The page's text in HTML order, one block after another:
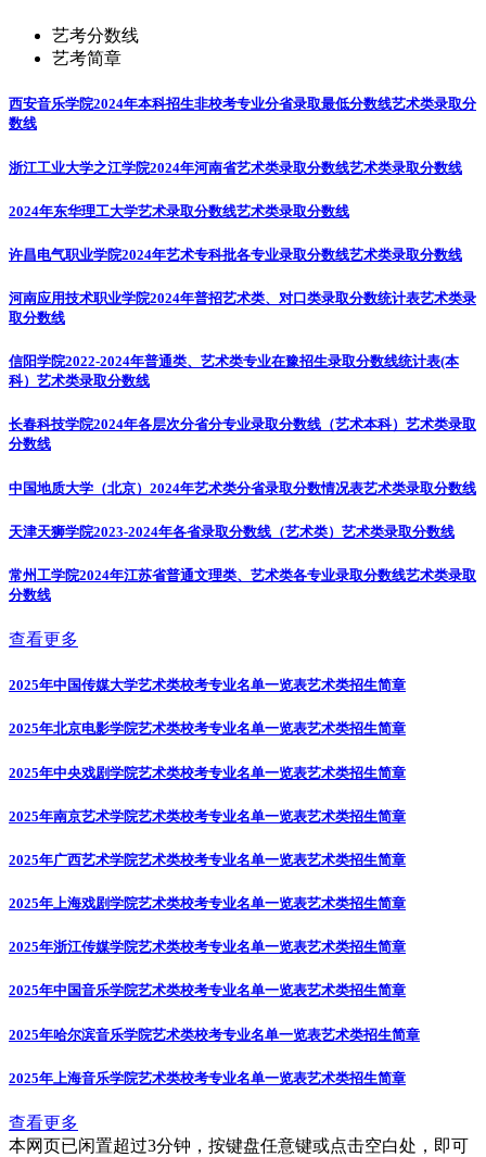
艺考分数线
艺考简章
西安音乐学院2024年本科招生非校考专业分省录取最低分数线艺术类录取分
数线
浙江工业大学之江学院2024年河南省艺术类录取分数线艺术类录取分数线
2024年东华理工大学艺术录取分数线艺术类录取分数线
许昌电气职业学院2024年艺术专科批各专业录取分数线艺术类录取分数线
河南应用技术职业学院2024年普招艺术类、对口类录取分数统计表艺术类录
取分数线
信阳学院2022-2024年普通类、艺术类专业在豫招生录取分数线统计表(本
科） 艺术类录取分数线
长春科技学院2024年各层次分省分专业录取分数线（艺术本科） 艺术类录取
分数线
中国地质大学（北京）2024年艺术类分省录取分数情况表艺术类录取分数线
天津天狮学院2023-2024年各省录取分数线（艺术类） 艺术类录取分数线
常州工学院2024年江苏省普通文理类、艺术类各专业录取分数线艺术类录取
分数线
查看更多
2025年中国传媒大学艺术类校考专业名单一览表艺术类招生简章
2025年北京电影学院艺术类校考专业名单一览表艺术类招生简章
2025年中央戏剧学院艺术类校考专业名单一览表艺术类招生简章
2025年南京艺术学院艺术类校考专业名单一览表艺术类招生简章
2025年广西艺术学院艺术类校考专业名单一览表艺术类招生简章
2025年上海戏剧学院艺术类校考专业名单一览表艺术类招生简章
2025年浙江传媒学院艺术类校考专业名单一览表艺术类招生简章
2025年中国音乐学院艺术类校考专业名单一览表艺术类招生简章
2025年哈尔滨音乐学院艺术类校考专业名单一览表艺术类招生简章
2025年上海音乐学院艺术类校考专业名单一览表艺术类招生简章
查看更多
本网页已闲置超过3分钟，按键盘任意键或点击空白处，即可